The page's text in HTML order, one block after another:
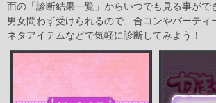
面の「診断結果一覧」からいつでも見る事がで
男女問わず受けられるので、合コンやパーティ
ネタアイテムなどで気軽に診断してみよう！